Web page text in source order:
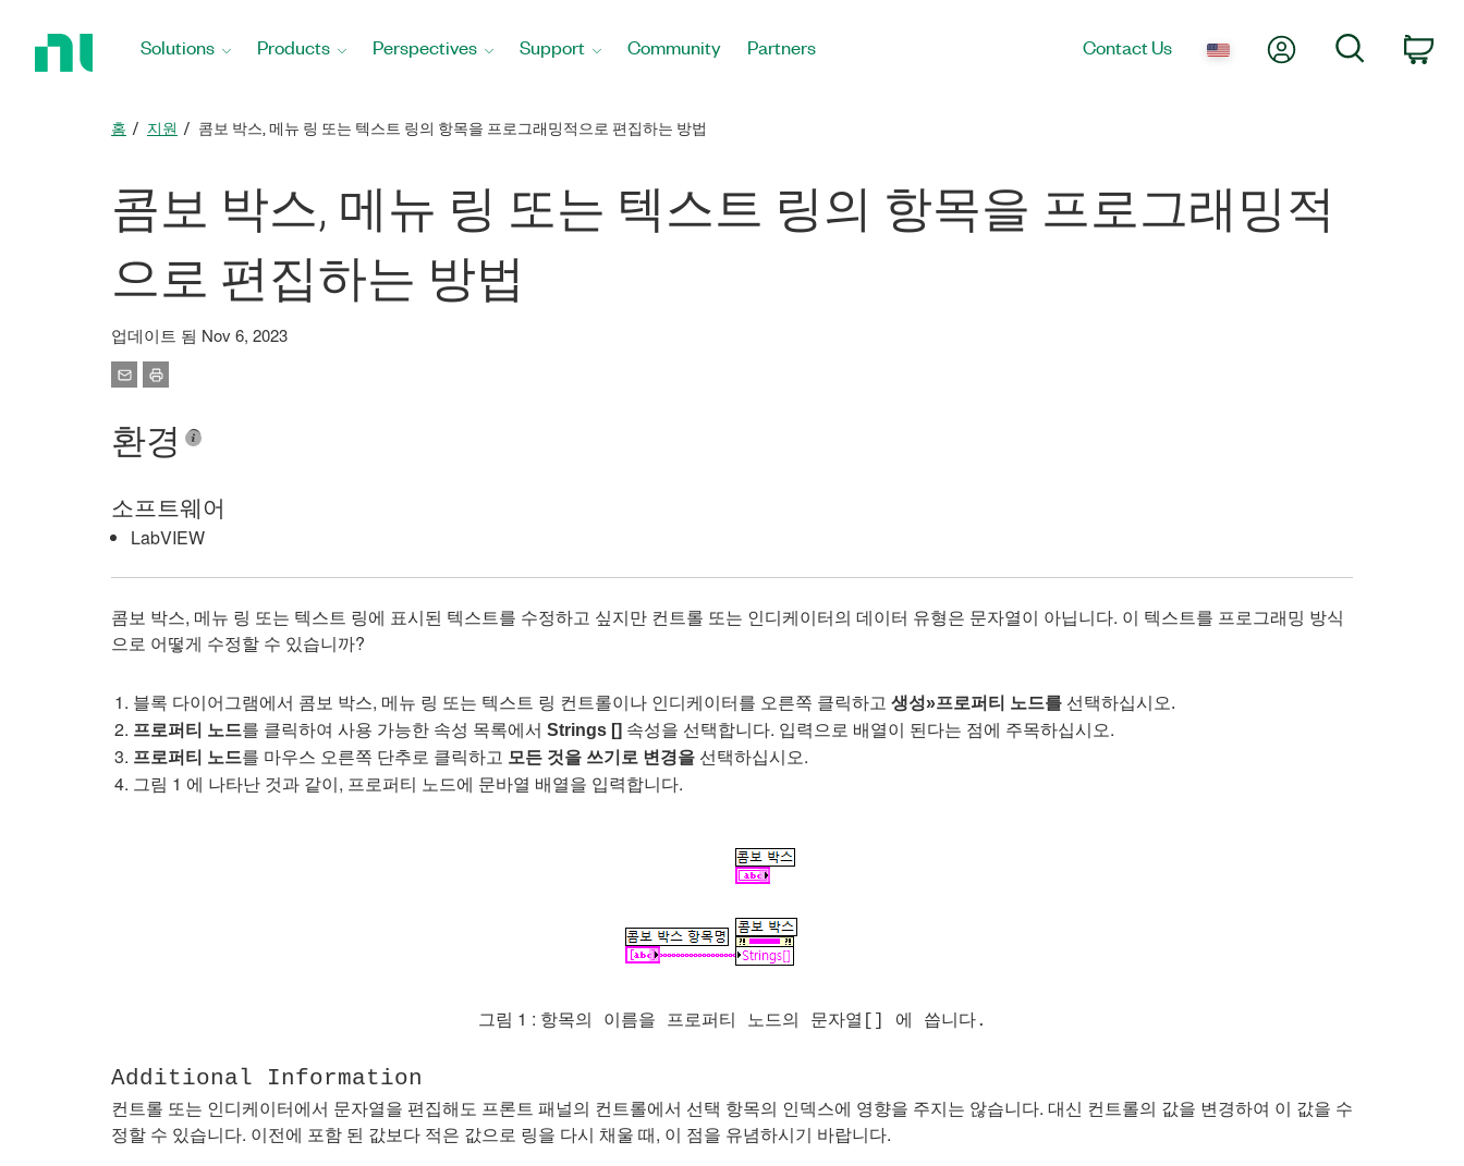
Solutions Products Perspectives Support Community Partners Contact Us My AccountSearch
홈 지원 콤보 박스, 메뉴 링 또는 텍스트 링의 항목을 프로그래밍적으로 편집하는 방법
콤보 박스, 메뉴 링 또는 텍스트 링의 항목을 프로그래밍적
으로 편집하는 방법
업데이트 됨 Nov 6, 2023
환경
소프트웨어
LabVIEW
콤보 박스, 메뉴 링 또는 텍스트 링에 표시된 텍스트를 수정하고 싶지만 컨트롤 또는 인디케이터의 데이터 유형은 문자열이 아닙니다. 이 텍스트를 프로그래밍 방식
으로 어떻게 수정할 수 있습니까?
블록 다이어그램에서 콤보 박스, 메뉴 링 또는 텍스트 링 컨트롤이나 인디케이터를 오른쪽 클릭하고 생성»프로퍼티 노드를 선택하십시오.
프로퍼티 노드를 클릭하여 사용 가능한 속성 목록에서 Strings [] 속성을 선택합니다. 입력으로 배열이 된다는 점에 주목하십시오.
프로퍼티 노드를 마우스 오른쪽 단추로 클릭하고 모든 것을 쓰기로 변경을 선택하십시오.
그림 1 에 나타난 것과 같이, 프로퍼티 노드에 문바열 배열을 입력합니다.
그림 1 : 항목의 이름을 프로퍼티 노드의 문자열[] 에 씁니다.
Additional Information
컨트롤 또는 인디케이터에서 문자열을 편집해도 프론트 패널의 컨트롤에서 선택 항목의 인덱스에 영향을 주지는 않습니다. 대신 컨트롤의 값을 변경하여 이 값을 수
정할 수 있습니다. 이전에 포함 된 값보다 적은 값으로 링을 다시 채울 때, 이 점을 유념하시기 바랍니다.